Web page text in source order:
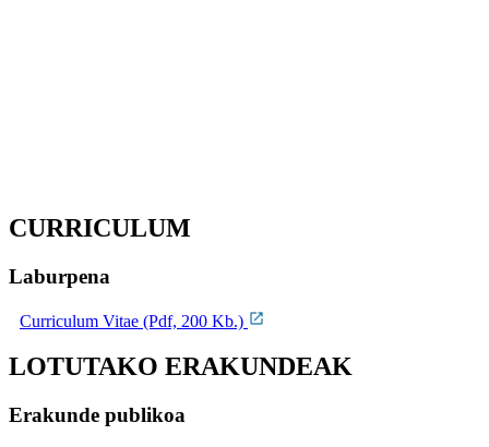
CURRICULUM
Laburpena
Curriculum Vitae (Pdf, 200 Kb.)
LOTUTAKO ERAKUNDEAK
Erakunde publikoa